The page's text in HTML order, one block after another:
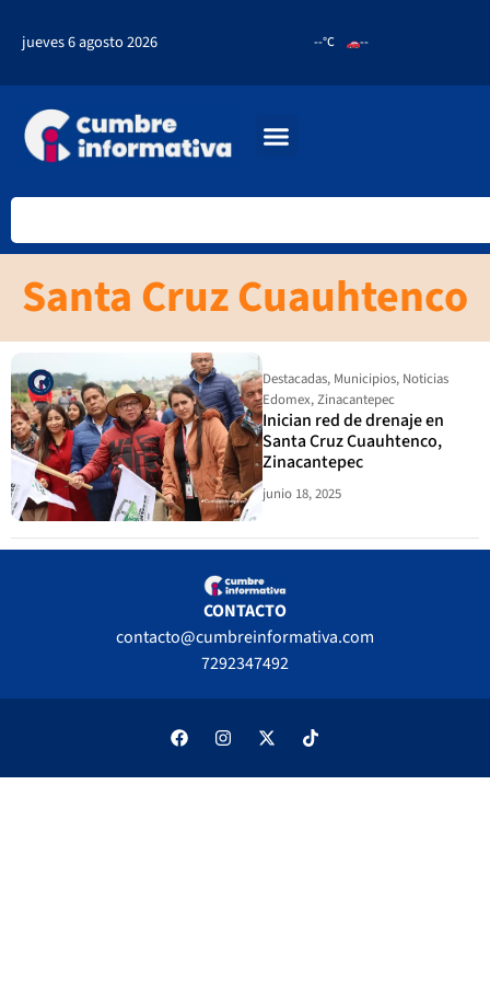
jueves 6 agosto 2026 --°C --
Santa Cruz Cuauhtenco
Destacadas, Municipios, Noticias
Edomex,Zinacantepec
Inician red de drenaje en
Santa Cruz Cuauhtenco,
Zinacantepec
junio 18, 2025
CONTACTO
contacto@cumbreinformativa.com
7292347492